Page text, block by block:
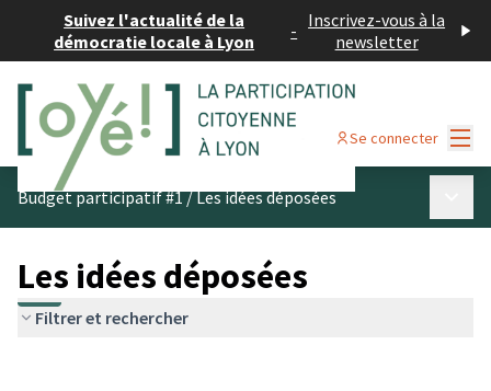
Suivez l'actualité de la
démocratie locale à Lyon
- Inscrivez-vous à la
newsletter
Se connecter
Budget participatif #1/Les idées déposées
Les idées déposées
Filtrer et rechercher